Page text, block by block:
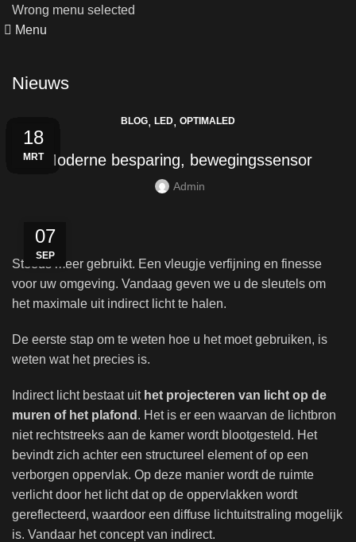
Wrong menu selected
Menu
Nieuws
BLOG, LED, OPTIMALED
Moderne besparing, bewegingssensor
Admin
07
SEP
Steeds meer gebruikt. Een vleugje verfijning en finesse
voor uw omgeving. Vandaag geven we u de sleutels om
het maximale uit indirect licht te halen.
De eerste stap om te weten hoe u het moet gebruiken, is
weten wat het precies is.
Indirect licht bestaat uit het projecteren van licht op de
muren of het plafond . Het is er een waarvan de lichtbron
niet rechtstreeks aan de kamer wordt blootgesteld. Het
bevindt zich achter een structureel element of op een
verborgen oppervlak. Op deze manier wordt de ruimte
verlicht door het licht dat op de oppervlakken wordt
gereflecteerd, waardoor een diffuse lichtuitstraling mogelijk
is. Vandaar het concept van indirect.
24
APR
04
JUL
30
SEP
13
MEI
06
MEI
29
APR
22
APR
15
APR
08
APR
01
APR
25
MRT
18
MRT